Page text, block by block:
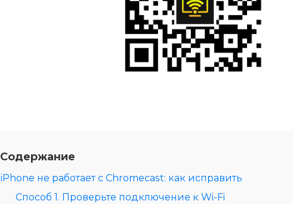
Содержание
iPhone не работает с Chromecast: как исправить
Способ 1. Проверьте подключение к Wi‑Fi